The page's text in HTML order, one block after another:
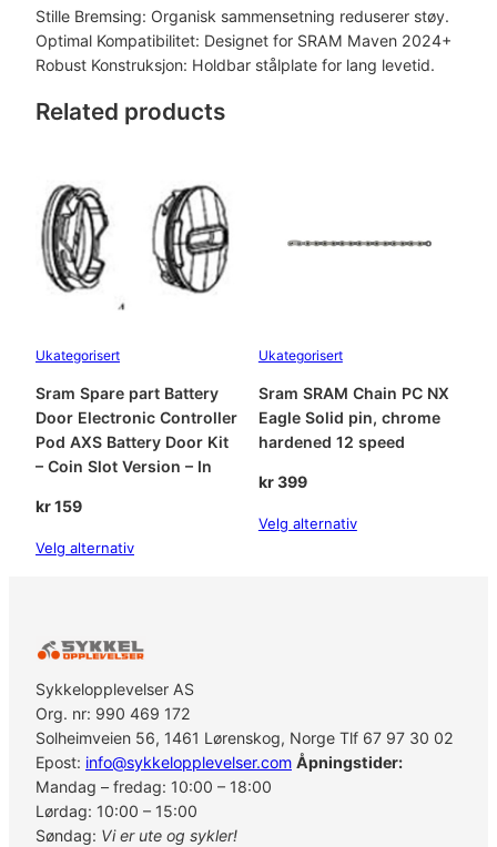
-
L
a
g
a
Stille Bremsing: Organisk sammensetning reduserer støy.
Optimal Kompatibilitet: Designet for SRAM Maven 2024+
Robust Konstruksjon: Holdbar stålplate for lang levetid.
Related products
Ukategorisert
Sram Spare part Battery
Door Electronic Controller
Pod AXS Battery Door Kit
– Coin Slot Version – In
kr159
Velg alternativ
Ukategorisert
Sram SRAM Chain PC NX
Eagle Solid pin, chrome
hardened 12 speed
kr399
Velg alternativ
Sykkelopplevelser AS
Org. nr: 990 469 172
Solheimveien 56, 1461 Lørenskog, Norge Tlf 67 97 30 02
Epost: info@sykkelopplevelser.com Åpningstider:
Mandag – fredag: 10:00 – 18:00
Lørdag: 10:00 – 15:00
Søndag: Vi er ute og sykler!